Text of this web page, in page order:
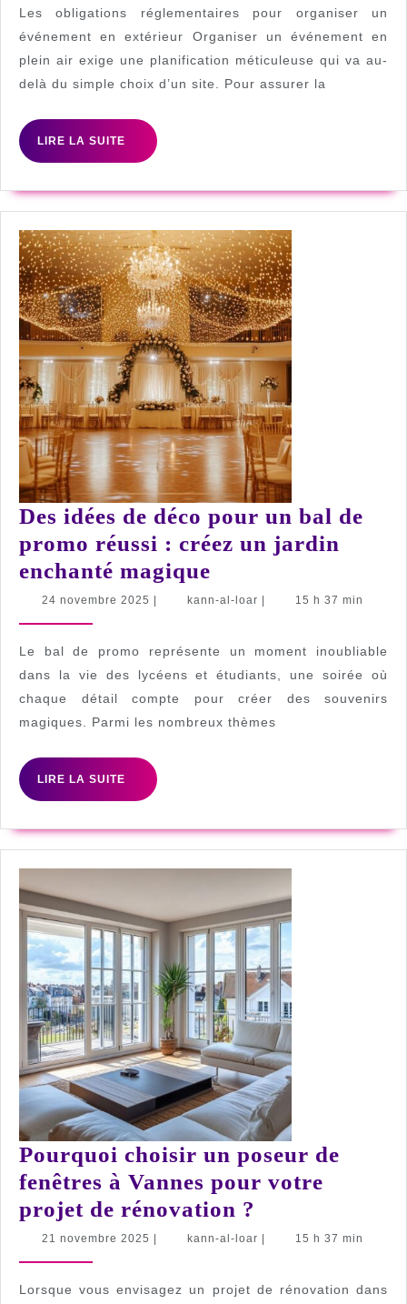
respecter
pour
organiser
un
événement
en
Les obligations réglementaires pour organiser un
événement en extérieur Organiser un événement en
plein air exige une planification méticuleuse qui va au-
delà du simple choix d’un site. Pour assurer la
LIRE LA SUITE
LIRE
LA
Des idées de déco pour un bal de
promo réussi : créez un jardin
enchanté magique
idées
déco
pour
un
bal
:
créez
jardin
enchanté
magique
24 novembre 2025 24
kann-al-loar kann-
15 h 37 min
Le bal de promo représente un moment inoubliable
dans la vie des lycéens et étudiants, une soirée où
chaque détail compte pour créer des souvenirs
magiques. Parmi les nombreux thèmes
LIRE LA SUITE
LIRE
LA
Pourquoi choisir un poseur de
fenêtres à Vannes pour votre
projet de rénovation ?
choisir
poseur
21 novembre 2025 21
kann-al-loar kann-
15 h 37 min
Lorsque vous envisagez un projet de rénovation dans